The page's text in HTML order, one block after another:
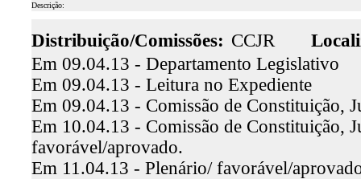
Descrição:
Distribuição/Comissões: CCJR
Em 09.04.13 - Departamento Legislativo
Em 09.04.13 - Leitura no Expediente
Em 09.04.13 - Comissão de Constituição,
Em 10.04.13 - Comissão de Constituição,
favorável/aprovado.
Em 11.04.13 - Plenário/ favorável/